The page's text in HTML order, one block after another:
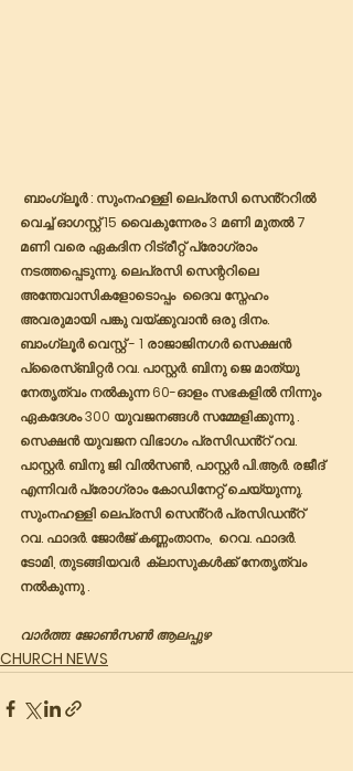
വെച്ച് ഓഗസ്റ്റ് 15 വൈകുന്നേരം 3 മണി മുതൽ 7
മണി വരെ ഏകദിന റിട്രീറ്റ് പ്രോഗ്രാം
നടത്തപ്പെടുന്നു. ലെപ്രസി സെന്ററിലെ
അന്തേവാസികളോടൊപ്പം  ദൈവ സ്നേഹം
അവരുമായി പങ്കു വയ്ക്കുവാൻ ഒരു ദിനം.
ബാംഗ്ലൂർ വെസ്റ്റ് - 1 രാജാജിനഗർ സെക്ഷൻ
പ്രൈസ്ബിറ്റർ റവ. പാസ്റ്റർ. ബിനു ജെ മാത്യു
നേതൃത്വം നൽകുന്ന 60-ഓളം സഭകളിൽ നിന്നും
ഏകദേശം 300 യുവജനങ്ങൾ സമ്മേളിക്കുന്നു .
സെക്ഷൻ യുവജന വിഭാഗം പ്രസിഡൻ്റ് റവ.
പാസ്റ്റർ. ബിനു ജി വിൽസൺ, പാസ്റ്റർ പി.ആർ. രജീദ്
എന്നിവർ പ്രോഗ്രാം കോഡിനേറ്റ് ചെയ്യുന്നു.
സുംനഹള്ളി ലെപ്രസി സെൻ്റർ പ്രസിഡൻ്റ്
റവ. ഫാദർ. ജോർജ് കണ്ണംതാനം,  റെവ. ഫാദർ.
ടോമി, തുടങ്ങിയവർ  ക്ലാസുകൾക്ക് നേതൃത്വം
നൽകുന്നു .
വാർത്ത: ജോൺസൺ ആലപ്പുഴ
CHURCH NEWS